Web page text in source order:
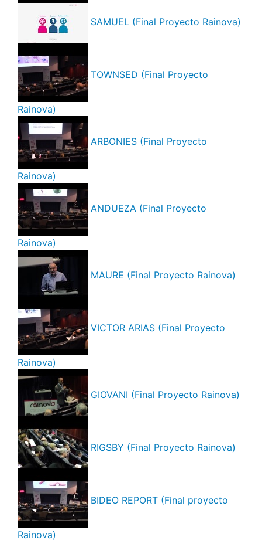
SAMUEL (Final Proyecto Rainova)
TOWNSED (Final Proyecto
Rainova)
ARBONIES (Final Proyecto
Rainova)
ANDUEZA (Final Proyecto
Rainova)
MAURE (Final Proyecto Rainova)
VICTOR ARIAS (Final Proyecto
Rainova)
GIOVANI (Final Proyecto Rainova)
RIGSBY (Final Proyecto Rainova)
BIDEO REPORT (Final proyecto
Rainova)